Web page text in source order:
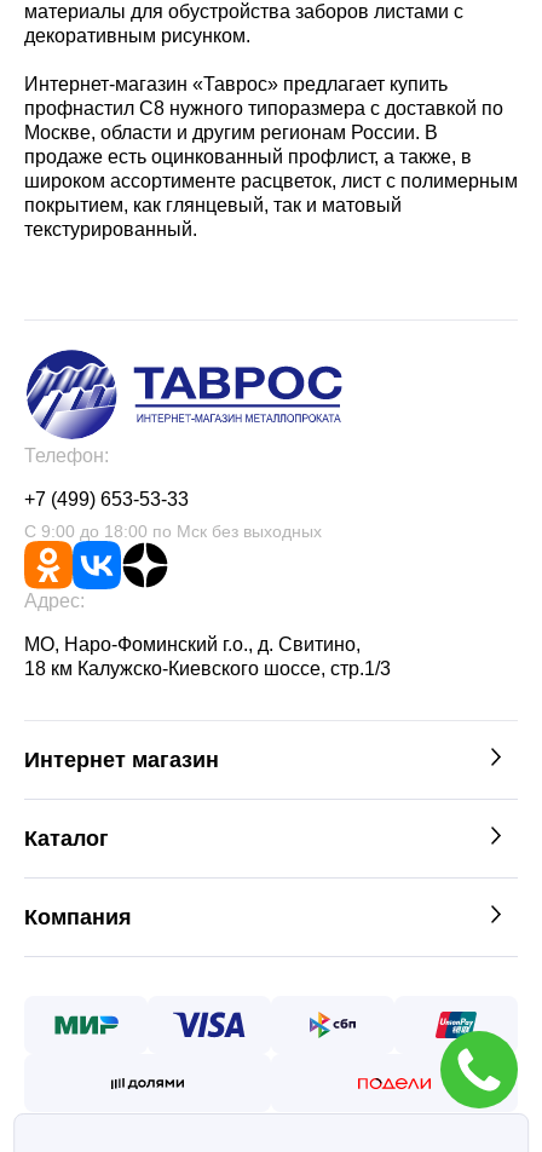
материалы для обустройства заборов листами с
декоративным рисунком.
Интернет-магазин «Таврос» предлагает купить
профнастил С8 нужного типоразмера с доставкой по
Москве, области и другим регионам России. В
продаже есть оцинкованный профлист, а также, в
широком ассортименте расцветок, лист с полимерным
покрытием, как глянцевый, так и матовый
текстурированный.
Телефон:
+7 (499) 653-53-33
С 9:00 до 18:00 по Мск без выходных
Адрес:
МО, Наро-Фоминский г.о., д. Свитино,
18 км Калужско-Киевского шоссе, стр.1/3
Интернет магазин
Каталог
Компания